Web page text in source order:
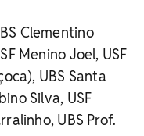
Clementino
Menino Joel, USF
UBS Santa
Silva, USF
UBS Prof.